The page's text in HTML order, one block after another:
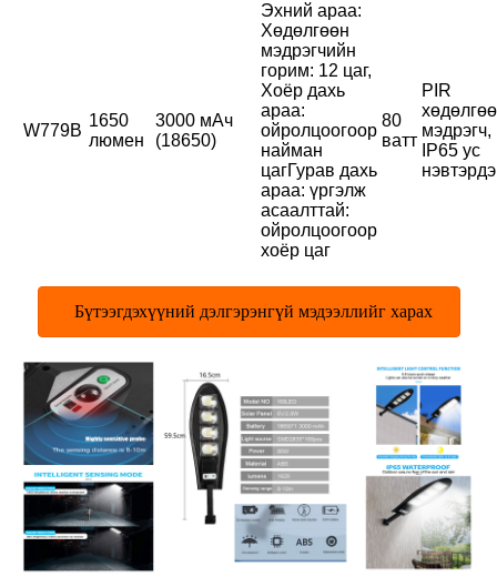
W779B
1650
люмен
3000 мАч
(18650)
Эхний араа:
Хөдөлгөөн
мэдрэгчийн
горим: 12 цаг,
Хоёр дахь
араа:
ойролцоогоор
найман
цагГурав дахь
араа: үргэлж
асаалттай:
ойролцоогоор
хоёр цаг
80
ватт
PIR
мэдрэгч,
IP65 ус
Бүтээгдэхүүний дэлгэрэнгүй мэдээллийг харах